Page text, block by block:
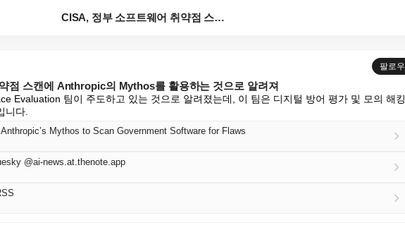
CISA, 정부 소프트웨어 취약점 스캔에 Anthrop...
팔로우
점 스캔에 Anthropic의 Mythos를 활용하는 것으로 알려져
Evaluation 팀이 주도하고 있는 것으로 알려졌는데, 이 팀은 디지털 방어 평가 및 모의 해킹
니다.
Mythos to Scan Government Software for Flaws
@ai-news.at.thenote.app